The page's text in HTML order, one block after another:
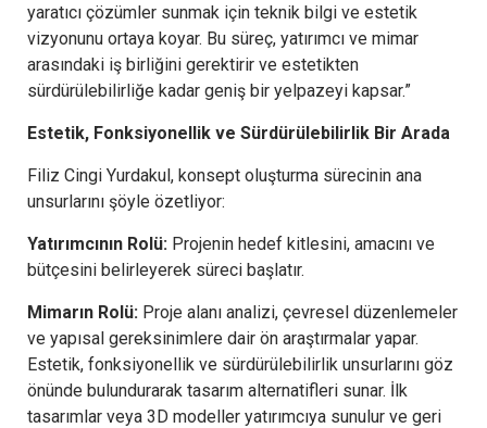
yaratıcı çözümler sunmak için teknik bilgi ve estetik
vizyonunu ortaya koyar. Bu süreç, yatırımcı ve mimar
arasındaki iş birliğini gerektirir ve estetikten
sürdürülebilirliğe kadar geniş bir yelpazeyi kapsar.”
Estetik, Fonksiyonellik ve Sürdürülebilirlik Bir Arada
Filiz Cingi Yurdakul, konsept oluşturma sürecinin ana
unsurlarını şöyle özetliyor:
Yatırımcının Rolü: Projenin hedef kitlesini, amacını ve
bütçesini belirleyerek süreci başlatır.
Mimarın Rolü: Proje alanı analizi, çevresel düzenlemeler
ve yapısal gereksinimlere dair ön araştırmalar yapar.
Estetik, fonksiyonellik ve sürdürülebilirlik unsurlarını göz
önünde bulundurarak tasarım alternatifleri sunar. İlk
tasarımlar veya 3D modeller yatırımcıya sunulur ve geri